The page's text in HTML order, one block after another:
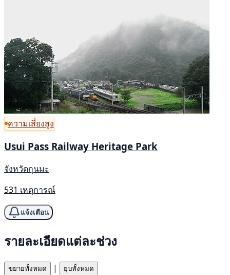
ความเสี่ยงสูง
Usui Pass Railway Heritage Park
จังหวัดกุนมะ
531 เหตุการณ์
แจ้งเตือน
รายละเอียดแต่ละช่วง
ขยายทั้งหมด | ยุบทั้งหมด